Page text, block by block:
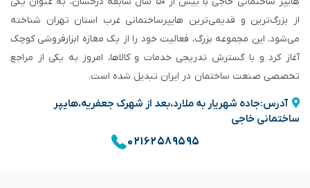
از بزرگ‌ترین و قدیمی‌ترین هایپرساختمانی‌ غرب استان تهران شناخته
می‌شود. این مجموعه بزرگ، فعالیت خود را از یک مغازه ابزارفروشی کوچک
آغاز کرد و با گسترش تدریجی خدمات و کالاها، امروز به یکی از مراجع
تخصصی صنعت ساختمان در ایران تبدیل شده است.
آدرس:جاده شهریار به ملارد،بعد از شهرک جعفریه،هایپر
ساختمانی خاجی
۰۲۱۶۲۵۸۹۵۹۵